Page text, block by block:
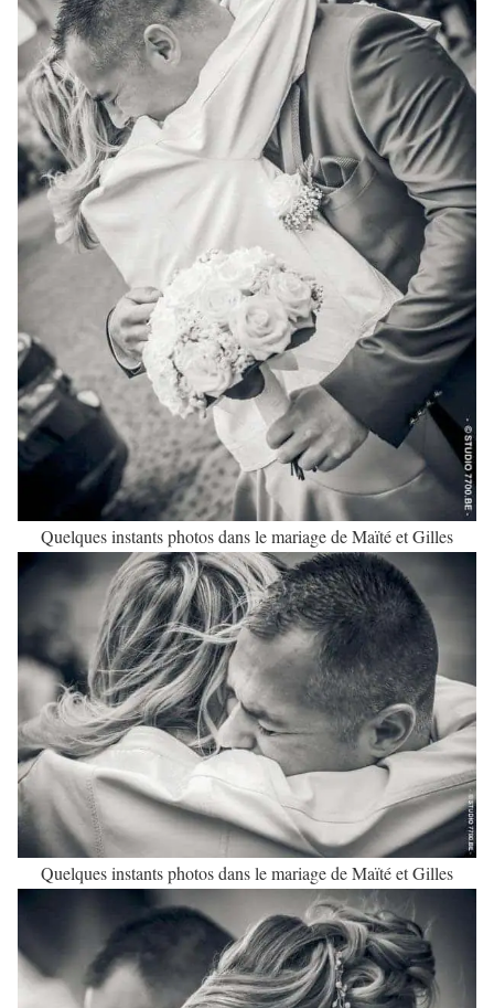
Quelques instants photos dans le mariage de Maïté et Gilles
Quelques instants photos dans le mariage de Maïté et Gilles